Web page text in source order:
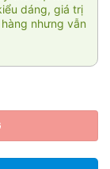
dáng, giá trị
nhưng vẫn